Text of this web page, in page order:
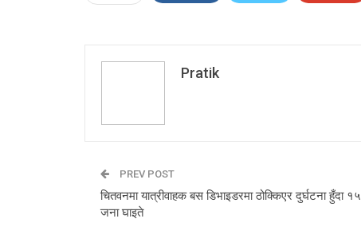
Pratik
PREV POST
चितवनमा यात्रीवाहक बस डिभाइडरमा ठोक्किएर दुर्घटना हुँदा १५
जना घाइते